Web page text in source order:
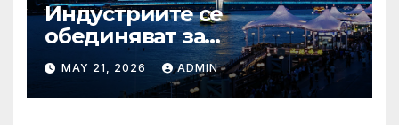
Индустриите се
обединяват за
висококачествен растеж на
културния и
туристическия сектор
MAY 21, 2026 ADMIN